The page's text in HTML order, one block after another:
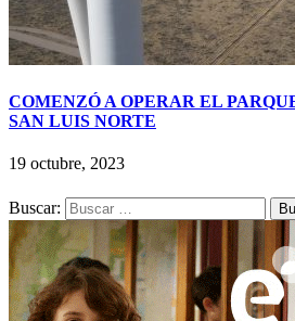
COMENZÓ A OPERAR EL
SAN LUIS NORTE
19 octubre, 2023
Buscar: